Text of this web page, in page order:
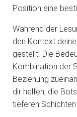
Position eine
Während der
den Kontext
gestellt. Die
Kombination der
Beziehung
dir helfen, die
tieferen